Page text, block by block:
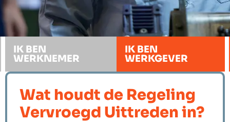
IK BEN
WERKNEMER
IK BEN
WERKGEVER
Wat houdt de Regeling
Vervroegd Uittreden in?